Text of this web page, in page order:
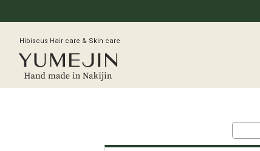
Hibiscus Hair care & Skin care